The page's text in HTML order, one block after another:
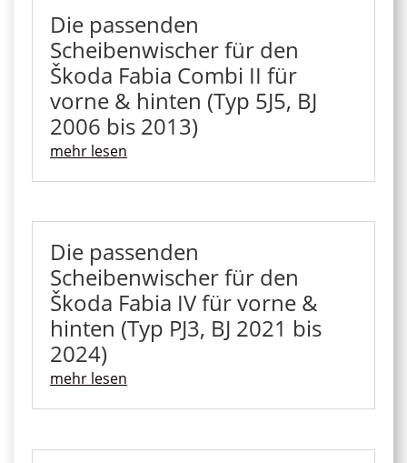
Die passenden
Scheibenwischer für den
Škoda Fabia Combi II für
vorne & hinten (Typ 5J5, BJ
2006 bis 2013)
mehr lesen
Die passenden
Scheibenwischer für den
Škoda Fabia IV für vorne &
hinten (Typ PJ3, BJ 2021 bis
2024)
mehr lesen